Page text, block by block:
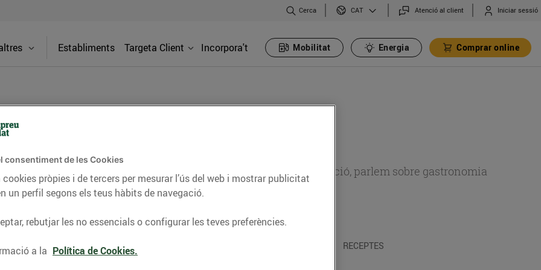
Cerca CAT Atenció al client Iniciar sessió
Establiments Targeta Client Incorpora't Mobilitat Energia Comprar online
consells nutricionals, informació d’actualitat sobre alimentació, parlem sobre gastronomia
del nostre territori i molts altres temes.
CONSELLS I HÀBITS SALUDABLES RECEPTES
consentiment de les Cookies
pròpies i de tercers per mesurar l’ús del web i mostrar publicitat
un perfil segons els teus hàbits de navegació.
rebutjar les no essencials o configurar les teves preferències.
a la Política de Cookies.